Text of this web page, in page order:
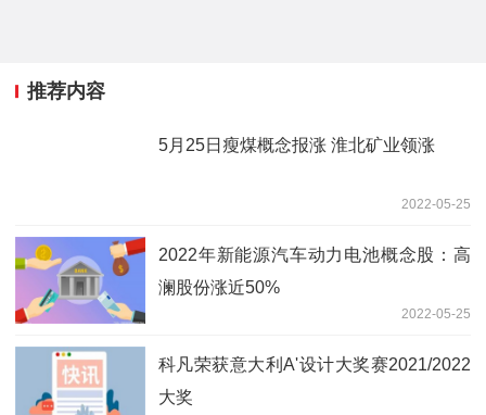
推荐内容
5月25日瘦煤概念报涨 淮北矿业领涨
2022-05-25
2022年新能源汽车动力电池概念股：高
澜股份涨近50%
2022-05-25
科凡荣获意大利A'设计大奖赛2021/2022
大奖